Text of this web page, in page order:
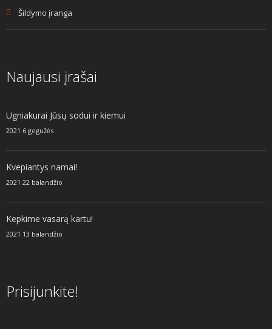
Šildymo įranga
Naujausi įrašai
Ugniakurai Jūsų sodui ir kiemui
2021 6 gegužės
Kvepiantys namai!
2021 22 balandžio
Kepkime vasarą kartu!
2021 13 balandžio
Prisijunkite!